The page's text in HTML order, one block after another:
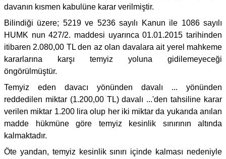
davanın kısmen kabulüne karar verilmiştir.
Bilindiği üzere; 5219 ve 5236 sayılı Kanun ile 1086 sayılı
HUMK nun 427/2. maddesi uyarınca 01.01.2015 tarihinden
itibaren 2.080,00 TL den az olan davalara ait yerel mahkeme
kararlarına karşı temyiz yoluna gidilemeyeceği
öngörülmüştür.
Temyiz eden davacı yönünden davalı ... yönünden
reddedilen miktar (1.200,00 TL) davalı ...'den tahsiline karar
verilen miktar 1.200 lira olup her iki miktar da yukarıda anılan
madde hükmüne göre temyiz kesinlik sınırının altında
kalmaktadır.
Öte yandan, temyiz kesinlik sınırı içinde kalması nedeniyle